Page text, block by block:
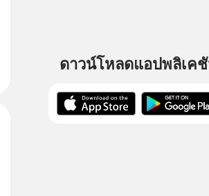
ดาวน์โหลดแอปพลิเค